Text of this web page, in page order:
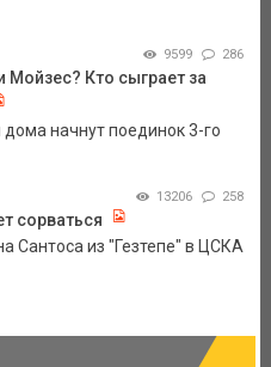
9599 286
Мойзес? Кто сыграет за
начнут поединок 3-го
13206 258
сорваться
Сантоса из "Гезтепе" в ЦСКА